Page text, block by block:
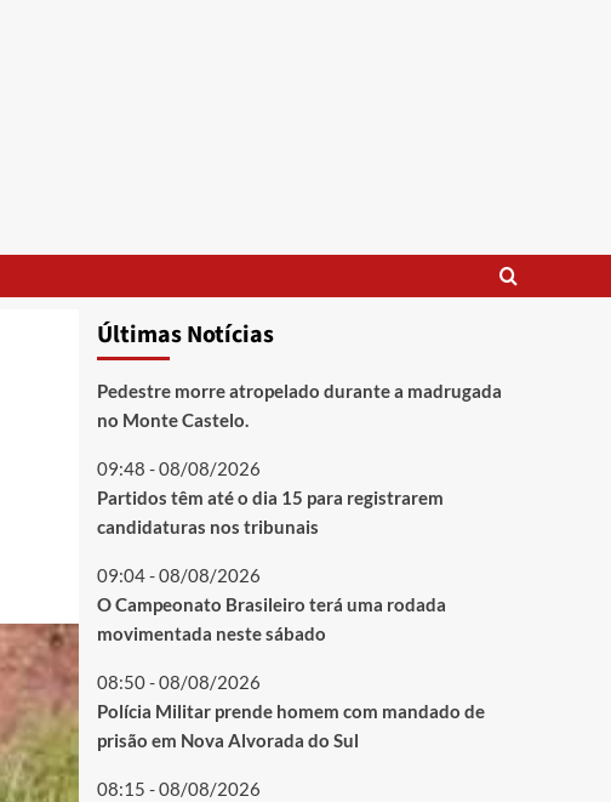
Últimas Notícias
Pedestre morre atropelado durante a madrugada
no Monte Castelo.
09:48 - 08/08/2026
Partidos têm até o dia 15 para registrarem
candidaturas nos tribunais
09:04 - 08/08/2026
O Campeonato Brasileiro terá uma rodada
movimentada neste sábado
08:50 - 08/08/2026
Polícia Militar prende homem com mandado de
prisão em Nova Alvorada do Sul
08:15 - 08/08/2026